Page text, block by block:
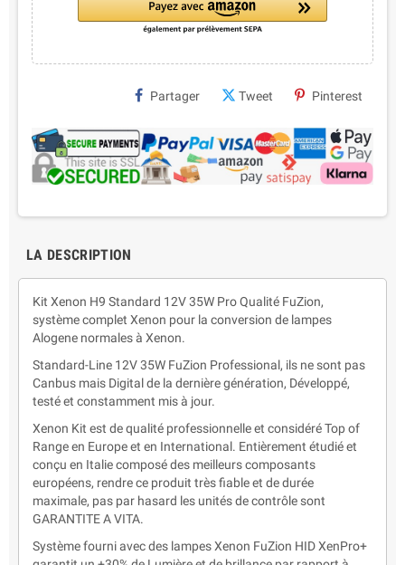
Partager Tweet Pinterest
LA DESCRIPTION
Kit Xenon H9 Standard 12V 35W Pro Qualité FuZion,
système complet Xenon pour la conversion de lampes
Alogene normales à Xenon.
Standard-Line 12V 35W FuZion Professional, ils ne sont pas
Canbus mais Digital de la dernière génération, Développé,
testé et constamment mis à jour.
Xenon Kit est de qualité professionnelle et considéré Top of
Range en Europe et en International. Entièrement étudié et
conçu en Italie composé des meilleurs composants
européens, rendre ce produit très fiable et de durée
maximale, pas par hasard les unités de contrôle sont
GARANTITE A VITA.
Système fourni avec des lampes Xenon FuZion HID XenPro+